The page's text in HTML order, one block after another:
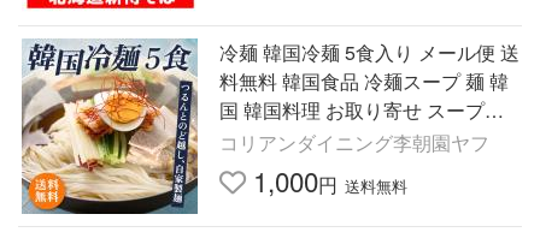
冷麺 韓国冷麺 5食入り メール便 送
料無料 韓国食品 冷麺スープ 麺 韓
国 韓国料理 お取り寄せ スープ付
き 簡単調理 李朝園 お中元 ギフト
コリアンダイニング李朝園ヤフ
1,000円 送料無料